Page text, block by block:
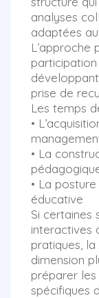
analyses
adaptées
L’approche
prise de
Les temps
•
• La
• La
éducative
Si certaines
interactives
pratiques,
dimension
préparer les
spécifiques